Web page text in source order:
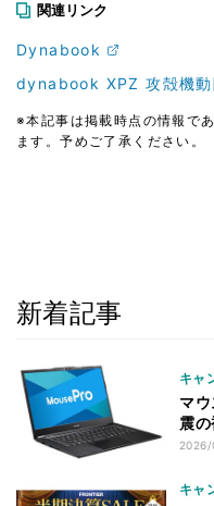
関連リンク
Dynabook
dynabook XPZ 攻殻機動
※本記事は掲載時点の情報で
ます。予めご了承ください。
新着記事
キャ
マ
震
2026/
キャ